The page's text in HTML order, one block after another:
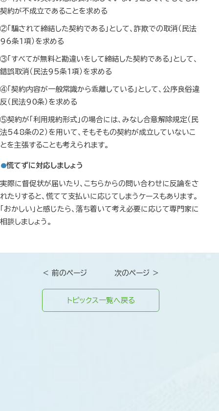
契約が不成立であることを求める
②「騙されて締結した契約である」として、詐欺での取消（民法
96条1項）を求める
③「すべてが無料と勘違いをして締結した契約である」として、
錯誤取消（民法95条1項）を求める
④「契約内容が一般常識から乖離している」として、公序良俗違
反（民法90条）を求める
⑤契約が「利用規約形式」の場合には、みなし合意解除規定（民
法548条の2）を用いて、そもそもの契約が成立していないこ
とを主張することも考えられます。
慌てずに対応しましょう
実際に督促状が届いたり、こちらからの問い合わせに反論をさ
れたりすると、慌てて支払いに応じてしまうケースもあります。
「おかしい」と感じたら、落ち着いて考え必要に応じて専門家に
相談しましょう。
＜ 前のページ 次のページ ＞
トピックス一覧へ戻る